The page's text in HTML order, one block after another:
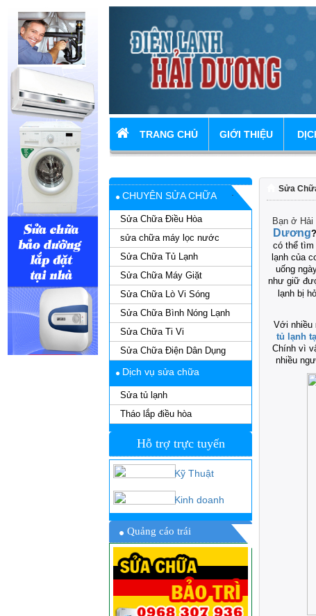
TRANG CHỦ GIỚI THIỆU
CHUYÊN SỬA CHỮA
Sửa Chữa Điều Hòa
sửa chữa máy lọc nước
Sửa Chữa Tủ Lạnh
Sửa Chữa Máy Giặt
Sửa Chữa Lò Vi Sóng
Sửa Chữa Bình Nóng Lạnh
Sửa Chữa Ti Vi
Sửa Chữa Điện Dân Dụng
Dịch vụ sửa chữa
Sửa tủ lạnh
Tháo lắp điều hòa
Hỗ trợ trực tuyến
Kỹ Thuật
Kinh doanh
Quảng cáo trái
Sửa
Bạn ở Hải
Dương?
có thể tìm
lạnh của
uống
như giữ
lạnh bị
Với nhiều
tủ lạnh
Chính vì
nhiều